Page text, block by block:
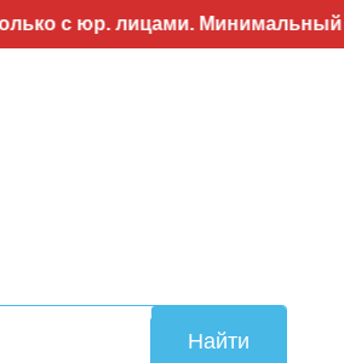
лицами. Минимальный заказ
Найти